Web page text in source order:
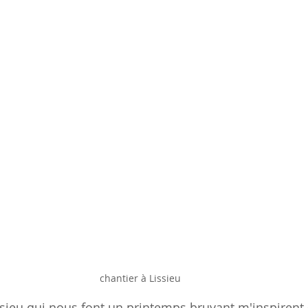
chantier à Lissieu